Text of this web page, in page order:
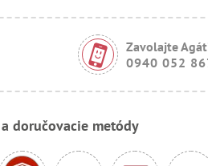
Zavolajte
0940 052
doručovacie metódy